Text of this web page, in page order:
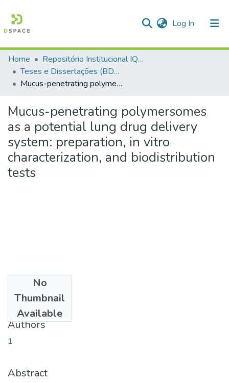
Log In (current)
Communities & Collections
All of DSpace
Statistics
Home
Repositório Institucional IQSC
Teses e Dissertações (BDTD USP)
Mucus-penetrating polymersomes as a potential lung drug delivery system: preparation, in vitro characterization, and biodistribution tests
Mucus-penetrating polymersomes
as a potential lung drug delivery
system: preparation, in vitro
characterization, and biodistribution
tests
No
Thumbnail
Available
2019-03-15
Authors
1
Abstract